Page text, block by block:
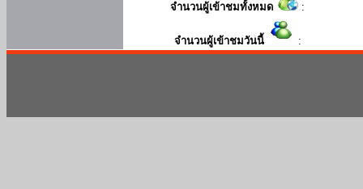
จำนวนผู้เข้าชมทั้งหมด :
จำนวนผู้เข้าชมวันนี้ :